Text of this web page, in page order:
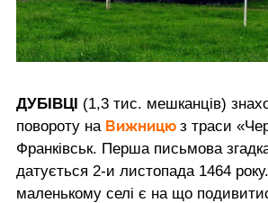
ДУБІВЦІ (1,3 тис. мешканців)
повороту на Вижницю з траси
Франківськ. Перша письмова
датується 2-и листопада 1464
маленькому селі є на що